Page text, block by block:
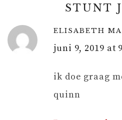
STUNT
ELISABETH
juni 9, 2019 at
ik doe graag
quinn